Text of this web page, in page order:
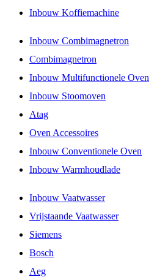
Inbouw Koffiemachine
Inbouw Combimagnetron
Combimagnetron
Inbouw Multifunctionele Oven
Inbouw Stoomoven
Atag
Oven Accessoires
Inbouw Conventionele Oven
Inbouw Warmhoudlade
Inbouw Vaatwasser
Vrijstaande Vaatwasser
Siemens
Bosch
Aeg